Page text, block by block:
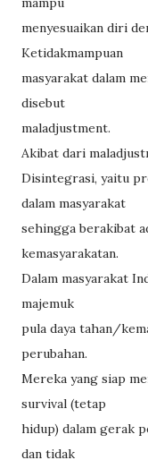
menyesuaikan diri
Ketidakmampuan
masyarakat dalam
disebut
maladjustment.
Akibat dari
Disintegrasi, yaitu
dalam masyarakat
sehingga berakibat
kemasyarakatan.
Dalam masyarakat
majemuk
pula daya tahan/
perubahan.
Mereka yang siap
survival (tetap
hidup) dalam gerak
dan tidak